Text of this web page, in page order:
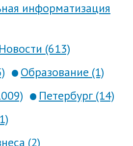
информатизация
Новости (613)
Образование (1)
Петербург (14)
(2)